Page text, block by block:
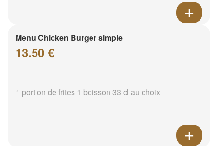
Menu Chicken Burger simple
13.50 €
1 portion de frites 1 boisson 33 cl au choix